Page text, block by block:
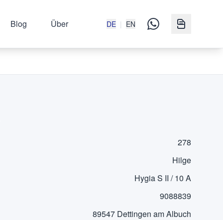
Blog Über DE | EN
278
Hilge
Hygia S II / 10 A
9088839
89547 Dettingen am Albuch